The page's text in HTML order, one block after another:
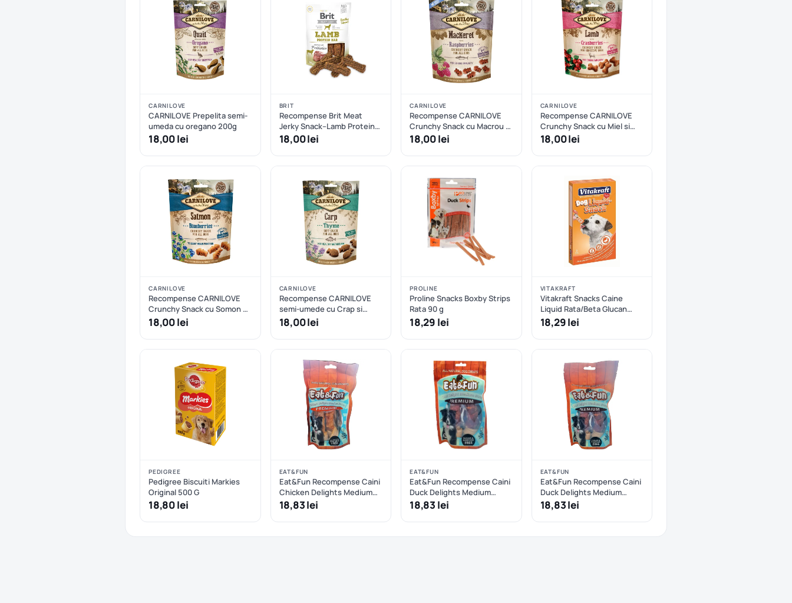
CARNILOVE
CARNILOVE Prepelita semi-
umeda cu oregano 200g
18,00 lei
BRIT
Recompense Brit Meat
Jerky Snack–Lamb Protein
bar
18,00 lei
CARNILOVE
Recompense CARNILOVE
Crunchy Snack cu Macrou si
Zmeura
18,00 lei
CARNILOVE
Recompense CARNILOVE
Crunchy Snack cu Miel si
Merisoare
18,00 lei
CARNILOVE
Recompense CARNILOVE
Crunchy Snack cu Somon si
Afine
18,00 lei
CARNILOVE
Recompense CARNILOVE
semi-umede cu Crap si
Cimbru
18,00 lei
PROLINE
Proline Snacks Boxby Strips
Rata 90 g
18,29 lei
VITAKRAFT
Vitakraft Snacks Caine
Liquid Rata/Beta Glucan
5x20 g
18,29 lei
PEDIGREE
Pedigree Biscuiti Markies
Original 500 G
18,80 lei
EAT&FUN
Eat&Fun Recompense Caini
Chicken Delights Medium
Bones 160 g
18,83 lei
EAT&FUN
Eat&Fun Recompense Caini
Duck Delights Medium
Bones 160 g
18,83 lei
EAT&FUN
Eat&Fun Recompense Caini
Duck Delights Medium
Bones 160 g
18,83 lei